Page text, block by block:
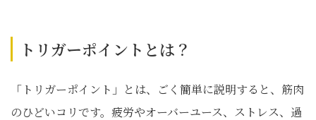
トリガーポイントとは？
「トリガーポイント」とは、ごく簡単に説明すると、筋肉
のひどいコリです。疲労やオーバーユース、ストレス、過